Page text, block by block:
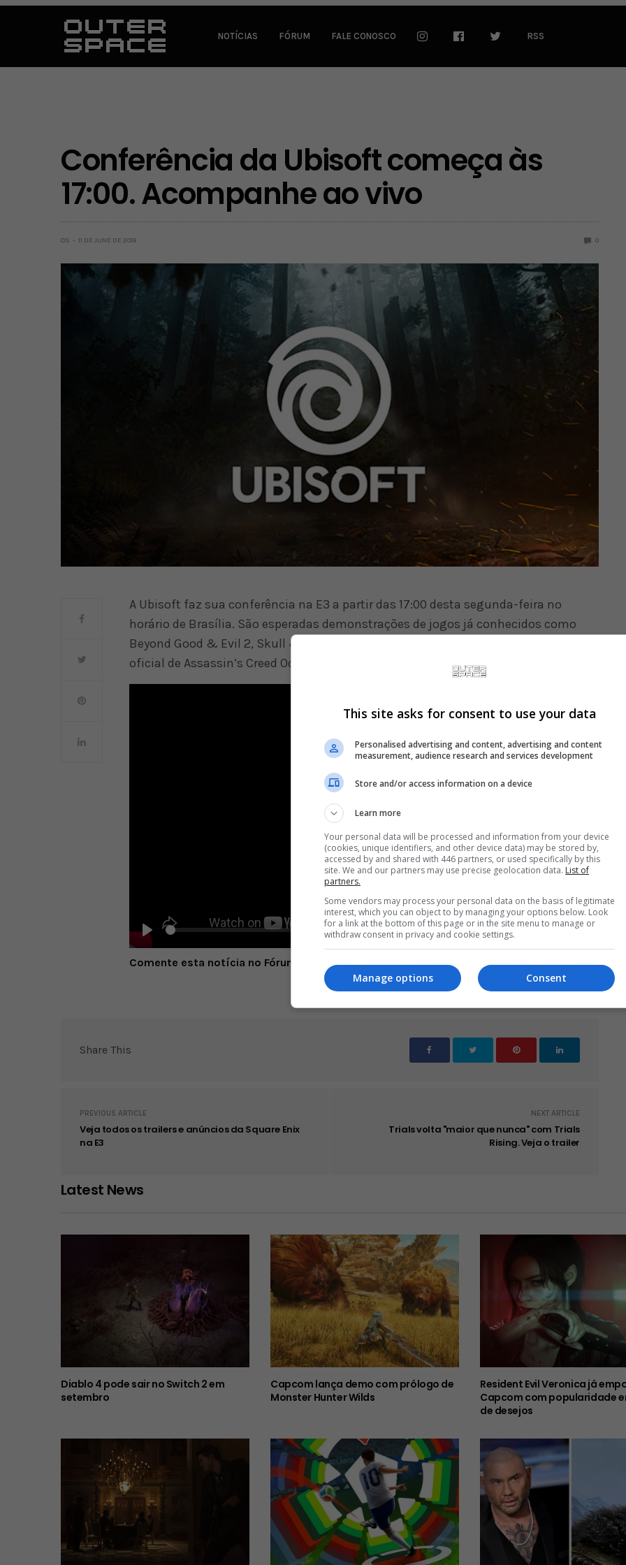
NOTÍCIAS FÓRUM FALE CONOSCO RSS
Conferência da Ubisoft começa às
17:00. Acompanhe ao vivo
OS 11 DE JUNE DE 2018 0
A Ubisoft faz sua conferência na E3 a partir das 17:00 desta segunda-feira no
horário de Brasília. São esperadas demonstrações de jogos já conhecidos como
Beyond Good & Evil 2, Skull & Bones e The Division 2, além do trailer e anúncio
oficial de Assassin’s Creed Odyssey.
Play
-2:58:45
Mute Settings
Enter
Play
Comente esta notícia no Fórum Outer Space
Share This
PREVIOUS ARTICLE
Veja todos os trailers e anúncios da Square Enix
na E3
NEXT ARTICLE
Trials volta "maior que nunca" com Trials
Rising. Veja o trailer
Latest News
Diablo 4 pode sair no Switch 2 em
setembro
Capcom lança demo com prólogo de
Monster Hunter Wilds
Resident Evil Veronica já
Capcom com popularidade
de desejos
This site asks for consent to use your data
Personalised advertising and content, advertising and content
measurement, audience research and services development
Store and/or access information on a device
Learn more
Your personal data will be processed and information from your device
(cookies, unique identifiers, and other device data) may be stored by,
accessed by and shared with 446 partners, or used specifically by this
site. We and our partners may use precise geolocation data. List of
partners.
Some vendors may process your personal data on the basis of legitimate
interest, which you can object to by managing your options below. Look
for a link at the bottom of this page or in the site menu to manage or
withdraw consent in privacy and cookie settings.
Consent
Manage options